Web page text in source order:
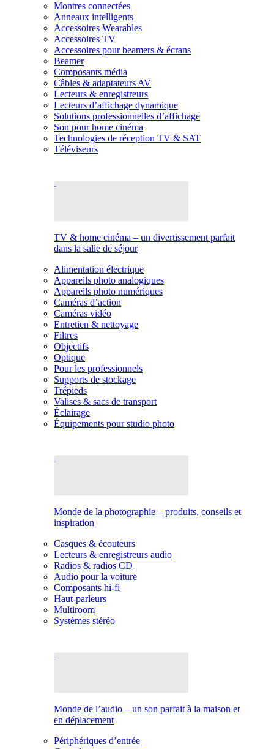
Montres connectées
Anneaux intelligents
Accessoires Wearables
Accessoires TV
Accessoires pour beamers & écrans
Beamer
Composants média
Câbles & adaptateurs AV
Lecteurs & enregistreurs
Lecteurs d’affichage dynamique
Solutions professionnelles d’affichage
Son pour home cinéma
Technologies de réception TV & SAT
Téléviseurs
TV & home cinéma – un divertissement parfait
dans la salle de séjour
Alimentation électrique
Appareils photo analogiques
Appareils photo numériques
Caméras d’action
Caméras vidéo
Entretien & nettoyage
Filtres
Objectifs
Optique
Pour les professionnels
Supports de stockage
Trépieds
Valises & sacs de transport
Éclairage
Équipements pour studio photo
Monde de la photographie – produits, conseils et
inspiration
Casques & écouteurs
Lecteurs & enregistreurs audio
Radios & radios CD
Audio pour la voiture
Composants hi-fi
Haut-parleurs
Multiroom
Systèmes stéréo
Monde de l’audio – un son parfait à la maison et
en déplacement
Périphériques d’entrée